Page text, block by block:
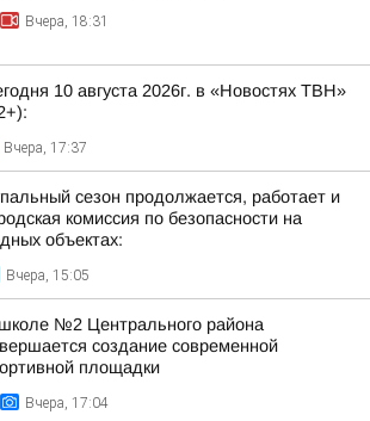
Вчера, 18:31
10 августа 2026г. в «Новостях ТВН»
Вчера, 17:37
сезон продолжается, работает и
комиссия по безопасности на
объектах:
Вчера, 15:05
№2 Центрального района
создание современной
площадки
Вчера, 17:04